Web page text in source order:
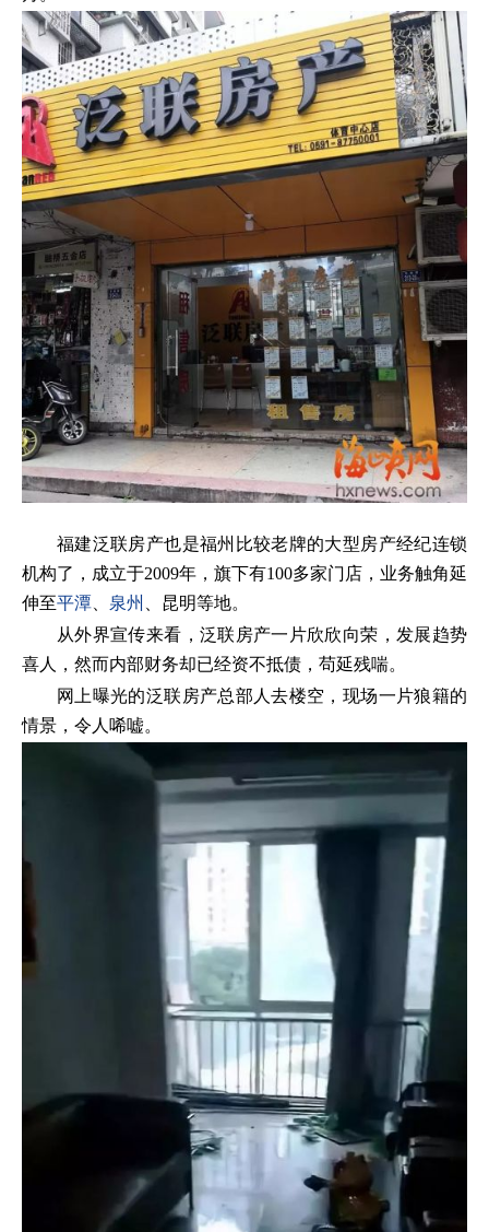
福建泛联房产也是福州比较老牌的大型房产经纪连锁
机构了，成立于2009年，旗下有100多家门店，业务触角延
伸至平潭 泉州
、昆明等地。
从外界宣传来看，泛联房产一片欣欣向荣，发展趋势
喜人，然而内部财务却已经资不抵债，苟延残喘。
网上曝光的泛联房产总部人去楼空，现场一片狼籍的
情景，令人唏嘘。